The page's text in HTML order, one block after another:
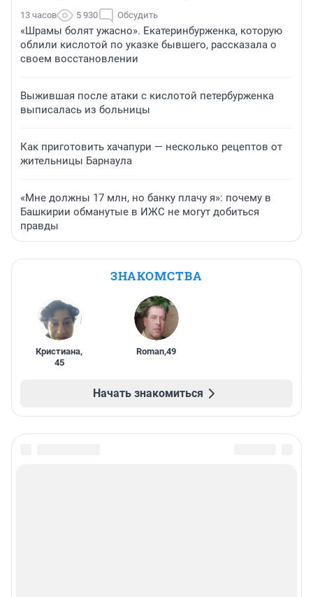
13 часов 5 930 Обсудить
«Шрамы болят ужасно». Екатеринбурженка, которую
облили кислотой по указке бывшего, рассказала о
своем восстановлении
Выжившая после атаки с кислотой петербурженка
выписалась из больницы
Как приготовить хачапури — несколько рецептов от
жительницы Барнаула
«Мне должны 17 млн, но банку плачу я»: почему в
Башкирии обманутые в ИЖС не могут добиться
правды
ЗНАКОМСТВА
Кристиана,
45
Roman,49
Начать знакомиться